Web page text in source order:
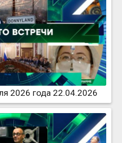
2026 года 22.04.2026